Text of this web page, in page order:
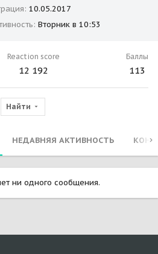
10.05.2017
Вторник в 10:53
Reaction score
12 192
Баллы
113
Найти
НЕДАВНЯЯ АКТИВНОСТЬ
ни одного сообщения.